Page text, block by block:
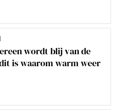
wordt blij van de
is waarom warm weer